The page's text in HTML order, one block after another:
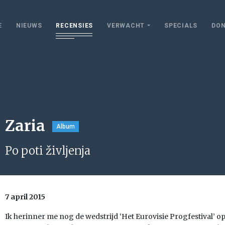
NIEUWS RECENSIES VERWACHT SPECIALS
Zaria Album
Po poti življenja
7 april 2015
Ik herinner me nog de wedstrijd ‘Het Eurovisie Progfestival’